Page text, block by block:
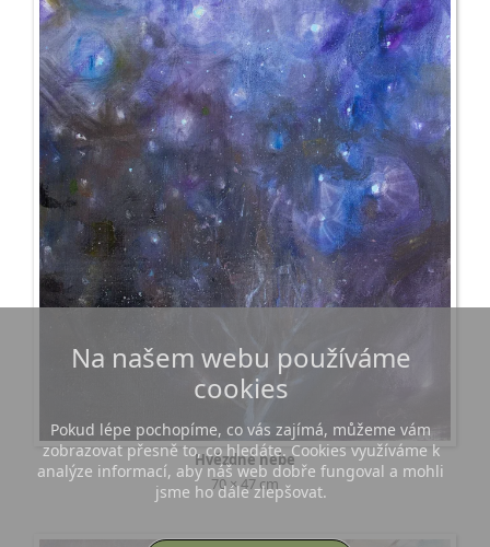
Hvězdné nebe
70 × 47 cm
Na našem webu používáme
cookies
Pokud lépe pochopíme, co vás zajímá, můžeme vám
zobrazovat přesně to, co hledáte. Cookies využíváme k
analýze informací, aby náš web dobře fungoval a mohli
jsme ho dále zlepšovat.